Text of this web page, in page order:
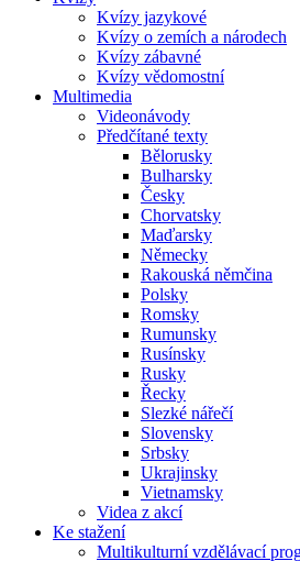
Kvízy jazykové
Kvízy o zemích a národech
Kvízy zábavné
Kvízy vědomostní
Multimedia
Videonávody
Předčítané texty
Bělorusky
Bulharsky
Česky
Chorvatsky
Maďarsky
Německy
Rakouská němčina
Polsky
Romsky
Rumunsky
Rusínsky
Rusky
Řecky
Slezké nářečí
Slovensky
Srbsky
Ukrajinsky
Vietnamsky
Videa z akcí
Ke stažení
Multikulturní vzdělávací